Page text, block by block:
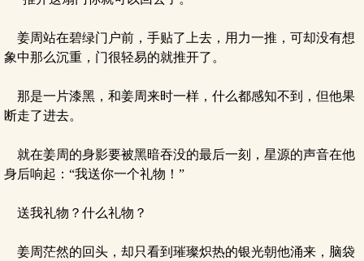
姜周站在碧绿门户前，手贴了上去，用力一推，可却没有想
象中那么沉重，门很轻易的就推开了。
那是一片漆黑，和姜周来时一样，什么都感知不到，但他果
断走了进去。
就在姜周的身影要被黑暗吞没的最后一刻，星源的声音在他
身后响起：“我送你一个礼物！”
送我礼物？什么礼物？
姜周茫然的回头，却只看到璀璨炽热的银光朝他涌来，脑袋